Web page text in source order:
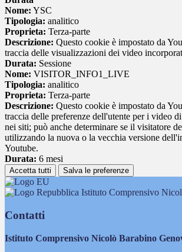
Nome: YSC
Tipologia: analitico
Proprieta: Terza-parte
Descrizione: Questo cookie è impostato da
traccia delle visualizzazioni dei video
Durata: Sessione
Nome: VISITOR_INFO1_LIVE
Tipologia: analitico
Proprieta: Terza-parte
Descrizione: Questo cookie è impostato da
traccia delle preferenze dell'utente per i video
nei siti; può anche determinare se il visitatore
utilizzando la nuova o la vecchia versione
Youtube.
Durata: 6 mesi
Accetta tutti Salva le preferenze
Istituto Comprensivo
Contatti
Istituto Comprensivo Nicolò Barabino